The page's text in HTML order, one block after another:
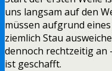
uns langsam auf den
müssen aufgrund
ziemlich Stau
dennoch rechtzeitig an
ist geschafft.